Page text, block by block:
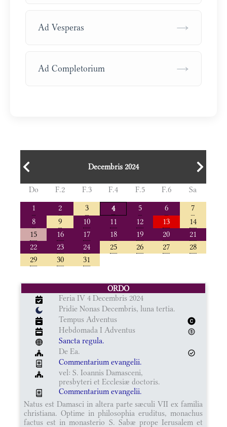
Ad Vesperas →
Ad Completorium →
Decembris 2024
Do F.2 F.3 F.4 F.5 F.6
Sa
1
2 3 4 5 6
7
8
9 10 11 12 13
14
15
16 17 18 19 20
21
22
23 24 25 26 27
28
29
30 31
ORDO
Feria IV 4 Decembris 2024
Pridie Nonas Decembris, luna tertia.
Tempus Adventus
Hebdomada I Adventus
Sancta regula.
De Ea.
Commentarium evangelii.
vel: S. Ioannis Damasceni,
presbyteri et Ecclesiæ doctoris.
Commentarium evangelii.
Natus est Damasci in altera parte sæculi VII ex familia
christiana. Optime in philosophia eruditus, monachus
factus est in monasterio S. Sabæ prope Ierusalem et